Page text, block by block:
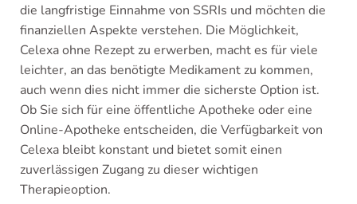
die langfristige Einnahme von SSRIs und möchten die
finanziellen Aspekte verstehen. Die Möglichkeit,
Celexa ohne Rezept zu erwerben, macht es für viele
leichter, an das benötigte Medikament zu kommen,
auch wenn dies nicht immer die sicherste Option ist.
Ob Sie sich für eine öffentliche Apotheke oder eine
Online-Apotheke entscheiden, die Verfügbarkeit von
Celexa bleibt konstant und bietet somit einen
zuverlässigen Zugang zu dieser wichtigen
Therapieoption.